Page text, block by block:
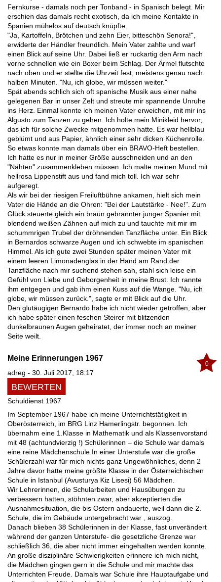
Fernkurse - damals noch per Tonband - in Spanisch belegt. Mir
erschien das damals recht exotisch, da ich meine Kontakte in
Spanien mühelos auf deutsch knüpfte.
"Ja, Kartoffeln, Brötchen und zehn Eier, bitteschön Senora!",
erwiderte der Händler freundlich. Mein Vater zahlte und warf
einen Blick auf seine Uhr. Dabei ließ er ruckartig den Arm nach
vorne schnellen wie ein Boxer beim Schlag. Der Ärmel flutschte
nach oben und er stellte die Uhrzeit fest, meistens genau nach
halben Minuten. "Nu, ich globe, wir müssen weiter."
Spät abends schlich sich oft spanische Musik aus einer nahe
gelegenen Bar in unser Zelt und streute mir spannende Unruhe
ins Herz. Einmal konnte ich meinen Vater erweichen, mit mir ins
Algusto zum Tanzen zu gehen. Ich holte mein Minikleid hervor,
das ich für solche Zwecke mitgenommen hatte. Es war hellblau
geblümt und aus Papier, ähnlich einer sehr dicken Küchenrolle.
So etwas konnte man damals über ein BRAVO-Heft bestellen.
Ich hatte es nur in meiner Größe ausschneiden und an den
"Nähten" zusammenkleben müssen. Ich malte meinen Mund mit
hellrosa Lippenstift aus und fand mich toll. Ich war sehr
aufgeregt.
Als wir bei der riesigen Freiluftbühne ankamen, hielt sich mein
Vater die Hände an die Ohren: "Bei der Lautstärke - Nee!". Zum
Glück steuerte gleich ein braun gebrannter junger Spanier mit
blendend weißen Zähnen auf mich zu und tauchte mit mir im
schummrigen Trubel der dröhnenden Tanzfläche unter. Ein Blick
in Bernardos schwarze Augen und ich schwebte im spanischen
Himmel. Als ich gute zwei Stunden später meinen Vater mit
einem leeren Limonadenglas in der Hand am Rand der
Tanzfläche nach mir suchend stehen sah, stahl sich leise ein
Gefühl von Liebe und Geborgenheit in meine Brust. Ich rannte
ihm entgegen und gab ihm einen Kuss auf die Wange. "Nu, ich
globe, wir müssen zurück.", sagte er mit Blick auf die Uhr.
Den glutäugigen Bernardo habe ich nicht wieder getroffen, aber
ich habe später einen feschen Steirer mit blitzenden
dunkelbraunen Augen geheiratet, der immer noch an meiner
Seite weilt.
0
Meine Erinnerungen 1967
adreg - 30. Juli 2017, 18:17
BEWERTEN
Schuldienst 1967
Im September 1967 habe ich meine Unterrichtstätigkeit in
Oberösterreich, im BRG Linz Hamerlingstr. begonnen. Ich
übernahm eine 1.Klasse in Mathematik und als Klassenvorstand
mit 48 (achtundvierzig !) Schülerinnen – die Schule war damals
eine reine Mädchenschule.In einer Unterstufe war die große
Schülerzahl war für mich nichts ganz Ungewöhnliches, denn 2
Jahre davor hatte meine größte Klasse in der Österreichischen
Schule in Istanbul (Avusturya Kiz Lisesi) 56 Mädchen.
Wir Lehrerinnen, die Schularbeiten und Hausübungen zu
verbessern hatten, stöhnten zwar, aber akzeptierten die
Ausnahmesituation, die bis Ostern andauerte, weil dann die 2.
Schule, die im Gebäude untergebracht war , auszog.
Danach blieben 38 Schülerinnen in der Klasse, fast unverändert
während der ganzen Unterstufe- die gesetzliche Grenze war
schließlich 36, die aber nicht immer eingehalten werden konnte.
An große disziplinäre Schwierigkeiten erinnere ich mich nicht,
die Mädchen gingen gern in die Schule und mir machte das
Unterrichten Freude. Damals war Schule ihre Hauptaufgabe und